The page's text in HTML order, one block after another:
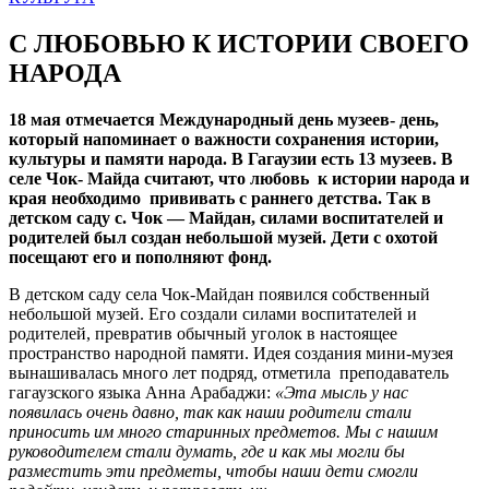
С ЛЮБОВЬЮ К ИСТОРИИ СВОЕГО
НАРОДА
18 мая отмечается Международный день музеев- день,
который напоминает о важности сохранения истории,
культуры и памяти народа. В Гагаузии есть 13 музеев. В
селе Чок- Майда считают, что любовь к истории народа и
края необходимо прививать с раннего детства. Так в
детском саду с. Чок — Майдан, силами воспитателей и
родителей был создан небольшой музей. Дети с охотой
посещают его и пополняют фонд.
В детском саду села Чок-Майдан появился собственный
небольшой музей. Его создали силами воспитателей и
родителей, превратив обычный уголок в настоящее
пространство народной памяти. Идея создания мини-музея
вынашивалась много лет подряд, отметила преподаватель
гагаузского языка Анна Арабаджи: «Эта мысль у нас
появилась очень давно, так как наши родители стали
приносить им много старинных предметов. Мы с нашим
руководителем стали думать, где и как мы могли бы
разместить эти предметы, чтобы наши дети смогли